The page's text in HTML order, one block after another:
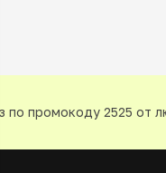
промокоду 2525 от